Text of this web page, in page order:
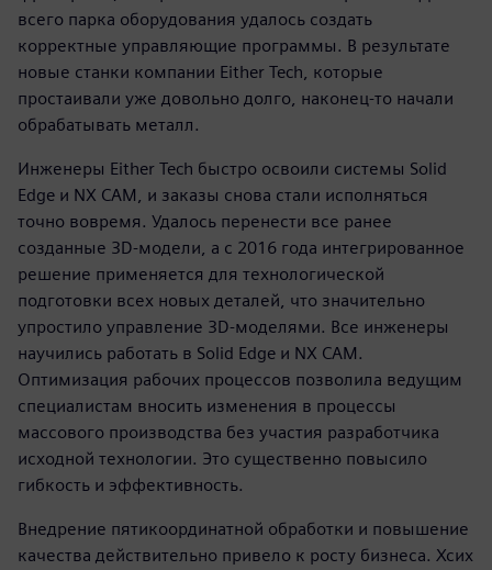
всего парка оборудования удалось создать
корректные управляющие программы. В результате
новые станки компании Either Tech, которые
простаивали уже довольно долго, наконец-то начали
обрабатывать металл.
Инженеры Either Tech быстро освоили системы Solid
Edge и NX CAM, и заказы снова стали исполняться
точно вовремя. Удалось перенести все ранее
созданные 3D-модели, а с 2016 года интегрированное
решение применяется для технологической
подготовки всех новых деталей, что значительно
упростило управление 3D-моделями. Все инженеры
научились работать в Solid Edge и NX CAM.
Оптимизация рабочих процессов позволила ведущим
специалистам вносить изменения в процессы
массового производства без участия разработчика
исходной технологии. Это существенно повысило
гибкость и эффективность.
Внедрение пятикоординатной обработки и повышение
качества действительно привело к росту бизнеса. Хсих